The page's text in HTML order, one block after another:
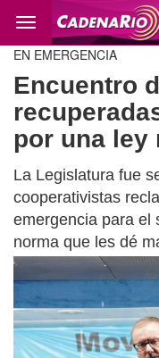
Cambio
EN EMERGENCIA
Encuentro
por una ley
La Legislatura fue
cooperativistas
emergencia para el
norma que les dé